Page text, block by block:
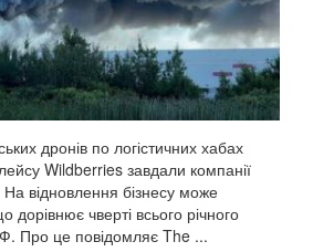
дронів по логістичних хабах
Wildberries завдали компанії
На відновлення бізнесу може
чверті всього річного
Про це повідомляє The ...